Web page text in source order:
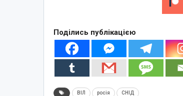
Поділись публікацією
ВІЛ росія СНІД